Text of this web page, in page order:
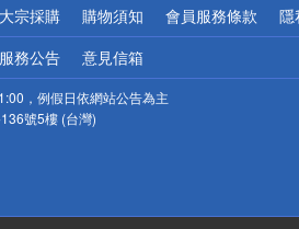
大宗採購 購物須知 會員服務條款 隱
服務公告 意見信箱
，例假日依網站公告為主
號5樓 (台灣)